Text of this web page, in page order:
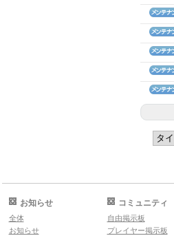
お知らせ
全体
お知らせ
コミュニティ
自由掲示板
プレイヤー掲示板